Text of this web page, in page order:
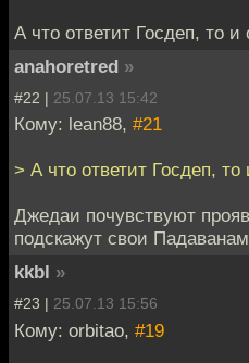
А что ответит Госдеп, то и
anahoretred »
#22 | 25.07.13 15:42
Кому: lean88, #21
> А что ответит Госдеп, то
Джедаи почувствуют
подскажут свои
kkbl »
#23 | 25.07.13 15:56
Кому: orbitao, #19